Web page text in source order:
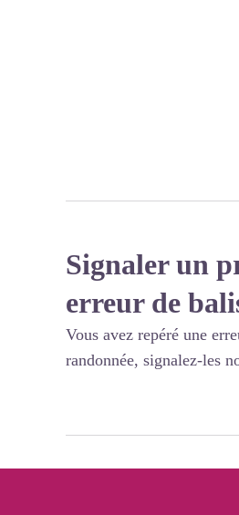
Signaler un
erreur de
Vous avez repéré une
randonnée, signalez-les